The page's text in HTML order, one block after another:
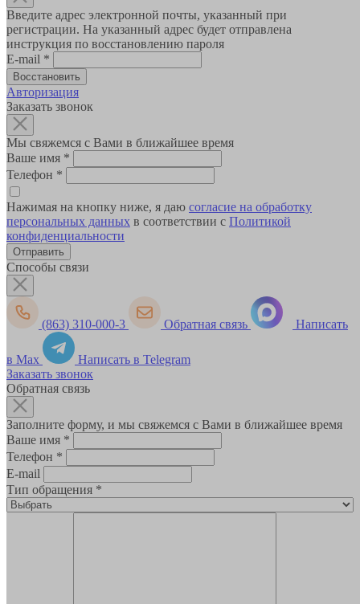
Введите адрес электронной почты, указанный при
регистрации. На указанный адрес будет отправлена
инструкция по восстановлению пароля
E-mail *
Авторизация
Заказать звонок
Мы свяжемся с Вами в ближайшее время
Ваше имя *
Телефон *
Нажимая на кнопку ниже, я даю согласие на обработку
персональных данных в соответствии с Политикой
конфиденциальности
Способы связи
(863) 310-000-3 Обратная связь Написать
в Max
Написать в Telegram
Заказать звонок
Обратная связь
Заполните форму, и мы свяжемся с Вами в ближайшее время
Ваше имя *
Телефон *
E-mail
Тип обращения *